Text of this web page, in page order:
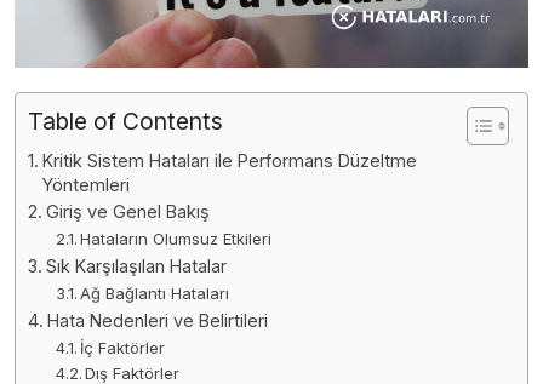
Table of Contents
Kritik Sistem Hataları ile Performans Düzeltme
Yöntemleri
Giriş ve Genel Bakış
Hataların Olumsuz Etkileri
Sık Karşılaşılan Hatalar
Ağ Bağlantı Hataları
Hata Nedenleri ve Belirtileri
İç Faktörler
Dış Faktörler